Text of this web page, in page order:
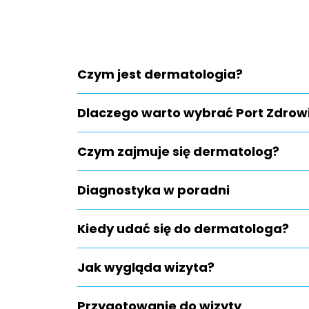
Czym jest dermatologia?
Dlaczego warto wybrać Port
Czym zajmuje się dermatolog?
Diagnostyka w poradni
Kiedy udać się do dermatologa?
Jak wygląda wizyta?